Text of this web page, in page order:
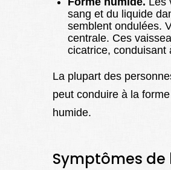
sang et du liquide
semblent ondulées.
centrale. Ces
cicatrice, conduisant
La plupart des
peut conduire à la
humide.
Symptômes